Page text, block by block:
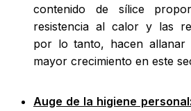
contenido de sílice
resistencia al calor y las
por lo tanto, hacen
mayor crecimiento en este
Auge de la higiene personal: